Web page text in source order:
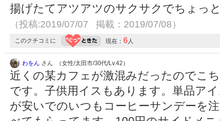
揚げたてアツアツのサクサクでちょっ
（投稿:2019/07/07 掲載：2019/07/08）
このクチコミに 現在： 6人
わをん さん （女性/太田市/30代/Lv.42）
近くの某カフェが激混みだったのでこ
です。子供用イスもあります。単品ア
が安いでのいつもコーヒーサンデーを